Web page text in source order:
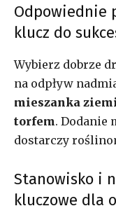
Odpowiednie
klucz do
Wybierz dobrze
na odpływ
mieszanka
torfem. Dodanie
dostarczy
Stanowisko i
kluczowe dla